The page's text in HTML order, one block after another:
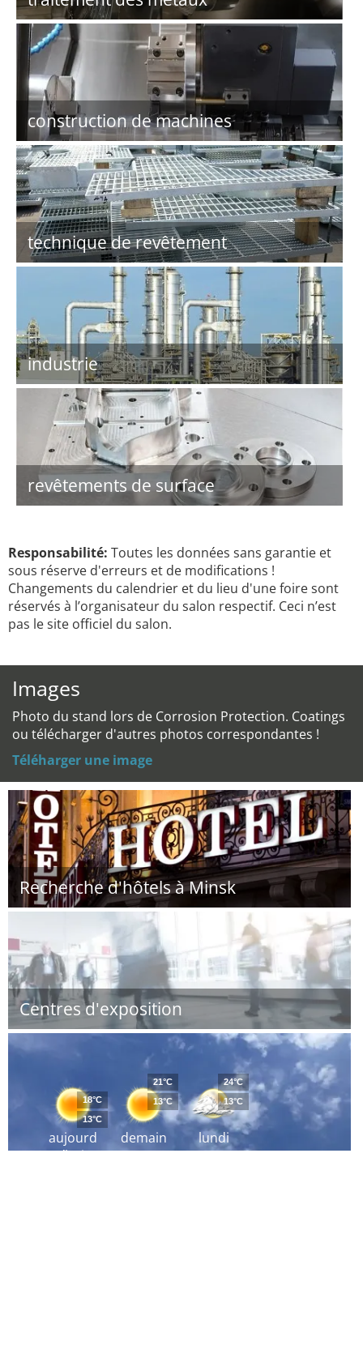
construction de machines
technique de revêtement
industrie
revêtements de surface
Responsabilité: Toutes les données sans garantie et
sous réserve d'erreurs et de modifications !
Changements du calendrier et du lieu d'une foire sont
réservés à l’organisateur du salon respectif. Ceci n’est
pas le site officiel du salon.
Images
Photo du stand lors de Corrosion Protection. Coatings
ou télécharger d'autres photos correspondantes !
Téléharger une image
Recherche d'hôtels à Minsk
Centres d'exposition
aujourd
´hui
18°C
13°C
demain
21°C
13°C
lundi
24°C
13°C